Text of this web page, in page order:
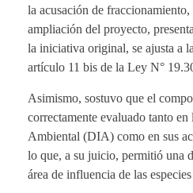
la acusación de
ampliación del proyecto,
la iniciativa original, se ajusta a
artículo 11 bis de la Ley N°
Asimismo, sostuvo que el
correctamente evaluado tanto
Ambiental (DIA) como en sus
lo que, a su juicio, permitió una
área de influencia de las